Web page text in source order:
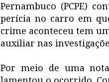
Pernambuco (PCPE)
perícia no carro em
crime aconteceu tem
auxiliar nas
Por meio de uma